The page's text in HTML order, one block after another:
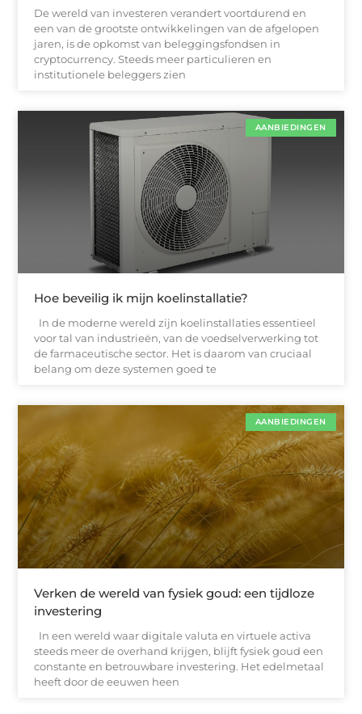
De wereld van investeren verandert voortdurend en
een van de grootste ontwikkelingen van de afgelopen
jaren, is de opkomst van beleggingsfondsen in
cryptocurrency. Steeds meer particulieren en
institutionele beleggers zien
AANBIEDINGEN
Hoe beveilig ik mijn koelinstallatie?
In de moderne wereld zijn koelinstallaties essentieel
voor tal van industrieën, van de voedselverwerking tot
de farmaceutische sector. Het is daarom van cruciaal
belang om deze systemen goed te
AANBIEDINGEN
Verken de wereld van fysiek goud: een tijdloze
investering
In een wereld waar digitale valuta en virtuele activa
steeds meer de overhand krijgen, blijft fysiek goud een
constante en betrouwbare investering. Het edelmetaal
heeft door de eeuwen heen